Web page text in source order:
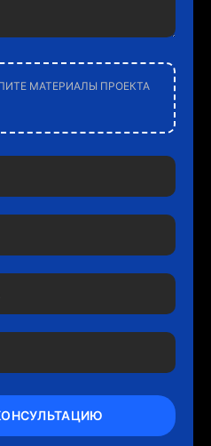
МАТЕРИАЛЫ ПРОЕКТА